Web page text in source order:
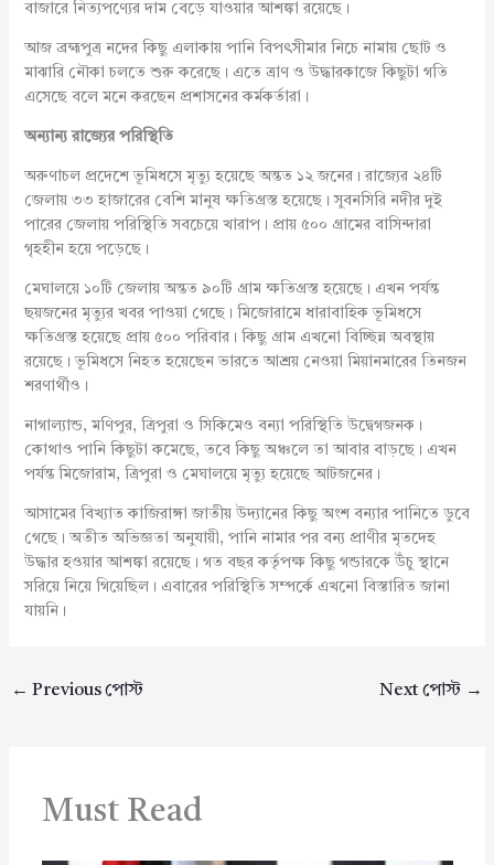
বাজারে নিত্যপণ্যের দাম বেড়ে যাওয়ার আশঙ্কা রয়েছে।
আজ ব্রহ্মপুত্র নদের কিছু এলাকায় পানি বিপৎসীমার নিচে নামায় ছোট ও
মাঝারি নৌকা চলতে শুরু করেছে। এতে ত্রাণ ও উদ্ধারকাজে কিছুটা গতি
এসেছে বলে মনে করছেন প্রশাসনের কর্মকর্তারা।
অন্যান্য রাজ্যের পরিস্থিতি
অরুণাচল প্রদেশে ভূমিধসে মৃত্যু হয়েছে অন্তত ১২ জনের। রাজ্যের ২৪টি
জেলায় ৩৩ হাজারের বেশি মানুষ ক্ষতিগ্রস্ত হয়েছে। সুবনসিরি নদীর দুই
পারের জেলায় পরিস্থিতি সবচেয়ে খারাপ। প্রায় ৫০০ গ্রামের বাসিন্দারা
গৃহহীন হয়ে পড়েছে।
মেঘালয়ে ১০টি জেলায় অন্তত ৯০টি গ্রাম ক্ষতিগ্রস্ত হয়েছে। এখন পর্যন্ত
ছয়জনের মৃত্যুর খবর পাওয়া গেছে। মিজোরামে ধারাবাহিক ভূমিধসে
ক্ষতিগ্রস্ত হয়েছে প্রায় ৫০০ পরিবার। কিছু গ্রাম এখনো বিচ্ছিন্ন অবস্থায়
রয়েছে। ভূমিধসে নিহত হয়েছেন ভারতে আশ্রয় নেওয়া মিয়ানমারের তিনজন
শরণার্থীও।
নাগাল্যান্ড, মণিপুর, ত্রিপুরা ও সিকিমেও বন্যা পরিস্থিতি উদ্বেগজনক।
কোথাও পানি কিছুটা কমেছে, তবে কিছু অঞ্চলে তা আবার বাড়ছে। এখন
পর্যন্ত মিজোরাম, ত্রিপুরা ও মেঘালয়ে মৃত্যু হয়েছে আটজনের।
আসামের বিখ্যাত কাজিরাঙ্গা জাতীয় উদ্যানের কিছু অংশ বন্যার পানিতে ডুবে
গেছে। অতীত অভিজ্ঞতা অনুযায়ী, পানি নামার পর বন্য প্রাণীর মৃতদেহ
উদ্ধার হওয়ার আশঙ্কা রয়েছে। গত বছর কর্তৃপক্ষ কিছু গন্ডারকে উঁচু স্থানে
সরিয়ে নিয়ে গিয়েছিল। এবারের পরিস্থিতি সম্পর্কে এখনো বিস্তারিত জানা
যায়নি।
← Previous পোস্ট Next পোস্ট →
Must Read